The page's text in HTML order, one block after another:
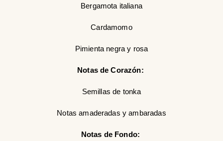
Bergamota italiana
Cardamomo
Pimienta negra y rosa
Notas de Corazón:
Semillas de tonka
Notas amaderadas y ambaradas
Notas de Fondo: